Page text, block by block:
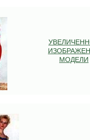
МОДЕЛИ